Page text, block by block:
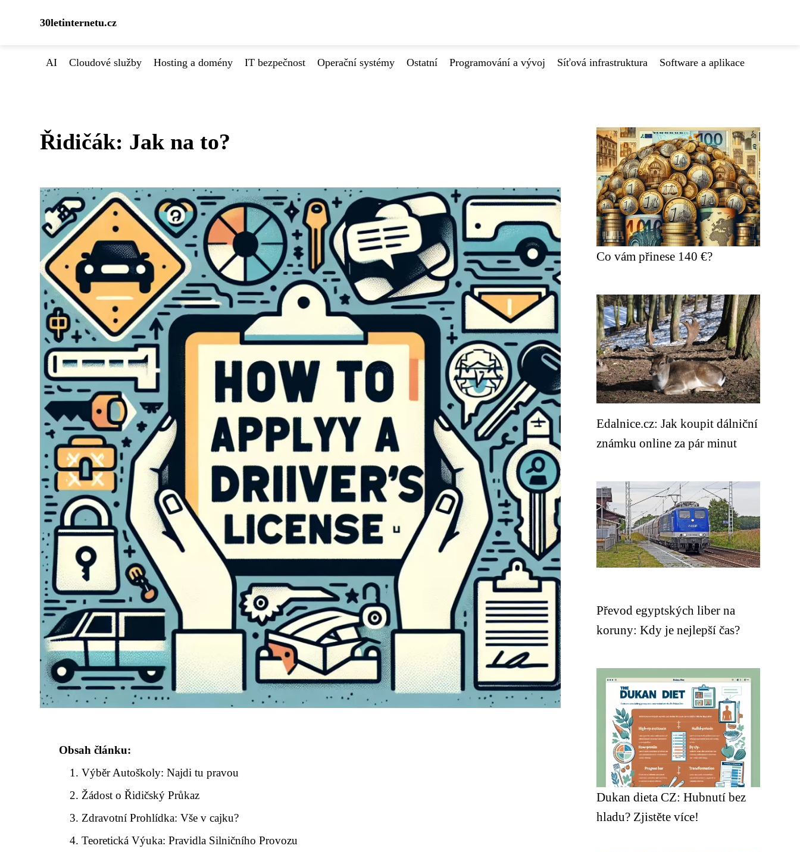
30letinternetu.cz
AI Cloudové služby Hosting a domény IT bezpečnost Operační systémy Ostatní Programování a vývoj Síťová infrastruktura Software a aplikace
Řidičák: Jak na to?
Obsah článku:
Výběr Autoškoly: Najdi tu pravou
Žádost o Řidičský Průkaz
Zdravotní Prohlídka: Vše v cajku?
Teoretická Výuka: Pravidla Silničního Provozu
Co vám přinese 140 €?
Edalnice.cz: Jak koupit dálniční
známku online za pár minut
Převod egyptských liber na
koruny: Kdy je nejlepší čas?
Dukan dieta CZ: Hubnutí bez
hladu? Zjistěte více!